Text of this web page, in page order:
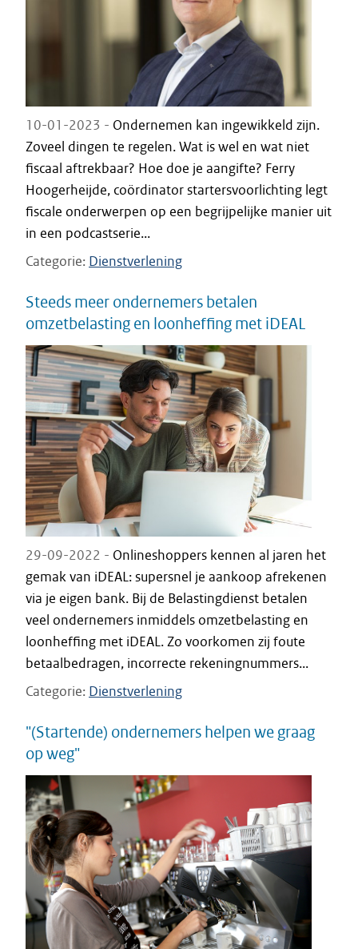
10-01-2023 - Ondernemen kan ingewikkeld zijn.
Zoveel dingen te regelen. Wat is wel en wat niet
fiscaal aftrekbaar? Hoe doe je aangifte? Ferry
Hoogerheijde, coördinator startersvoorlichting legt
fiscale onderwerpen op een begrijpelijke manier uit
in een podcastserie...
Categorie Dienstverlening
Steeds meer ondernemers betalen
omzetbelasting en loonheffing met iDEAL
29-09-2022 - Onlineshoppers kennen al jaren het
gemak van iDEAL: supersnel je aankoop afrekenen
via je eigen bank. Bij de Belastingdienst betalen
veel ondernemers inmiddels omzetbelasting en
loonheffing met iDEAL. Zo voorkomen zij foute
betaalbedragen, incorrecte rekeningnummers...
Categorie Dienstverlening
"(Startende) ondernemers helpen we graag
op weg"